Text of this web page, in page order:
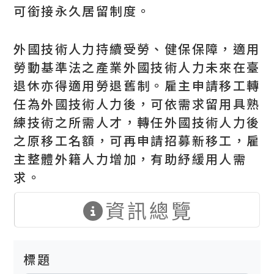
可銜接永久居留制度。
外國技術人力持續受勞、健保保障，適用
勞動基準法之產業外國技術人力未來在臺
退休亦得適用勞退舊制。雇主申請移工轉
任為外國技術人力後，可依需求留用具熟
練技術之所需人才，轉任外國技術人力後
之原移工名額，可再申請招募新移工，雇
主整體外籍人力增加，有助紓緩用人需
求。
資訊總覽
標題